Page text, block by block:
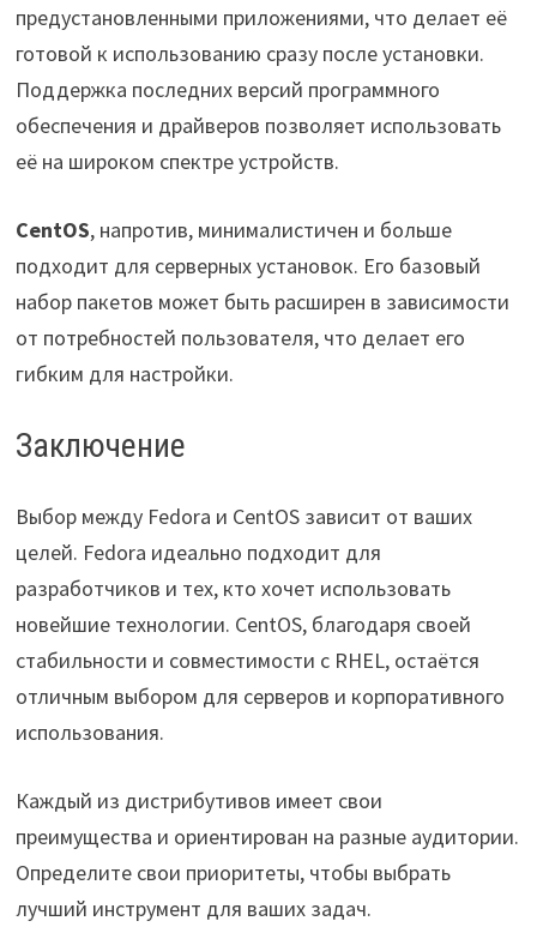
предустановленными приложениями, что делает её
готовой к использованию сразу после установки.
Поддержка последних версий программного
обеспечения и драйверов позволяет использовать
её на широком спектре устройств.
CentOS, напротив, минималистичен и больше
подходит для серверных установок. Его базовый
набор пакетов может быть расширен в зависимости
от потребностей пользователя, что делает его
гибким для настройки.
Заключение
Выбор между Fedora и CentOS зависит от ваших
целей. Fedora идеально подходит для
разработчиков и тех, кто хочет использовать
новейшие технологии. CentOS, благодаря своей
стабильности и совместимости с RHEL, остаётся
отличным выбором для серверов и корпоративного
использования.
Каждый из дистрибутивов имеет свои
преимущества и ориентирован на разные аудитории.
Определите свои приоритеты, чтобы выбрать
лучший инструмент для ваших задач.